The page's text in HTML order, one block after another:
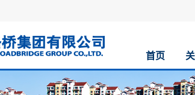
首页